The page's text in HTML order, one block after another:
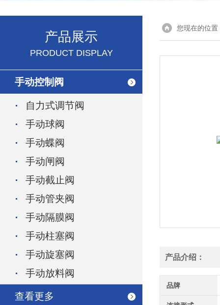
产品展示
PRODUCT DISPLAY
手动控制阀
自力式调节阀
手动球阀
手动蝶阀
手动闸阀
手动截止阀
手动管夹阀
手动隔膜阀
手动柱塞阀
手动旋塞阀
手动放料阀
查看更多
您现在的位置
产品介绍：
品牌